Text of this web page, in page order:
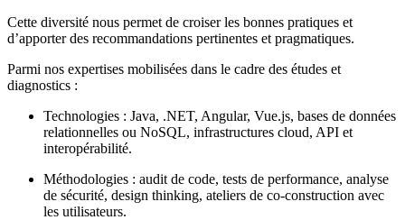
Cette diversité nous permet de croiser les bonnes pratiques et
d’apporter des recommandations pertinentes et pragmatiques.
Parmi nos expertises mobilisées dans le cadre des études et
diagnostics :
Technologies : Java, .NET, Angular, Vue.js, bases de données
relationnelles ou NoSQL, infrastructures cloud, API et
interopérabilité.
Méthodologies : audit de code, tests de performance, analyse
de sécurité, design thinking, ateliers de co-construction avec
les utilisateurs.